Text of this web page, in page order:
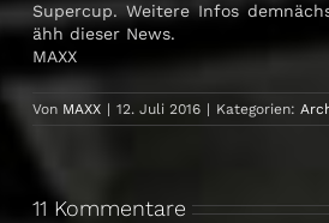
Supercup. Weitere Infos
ähh dieser News.
MAXX
Von MAXX | 12. Juli 2016 | Kategorien:
11 Kommentare